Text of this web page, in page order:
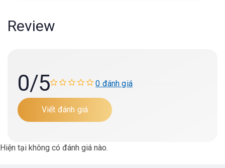
Review
0/5 0 đánh giá
Viết đánh giá
Hiện tại không có đánh giá nào.